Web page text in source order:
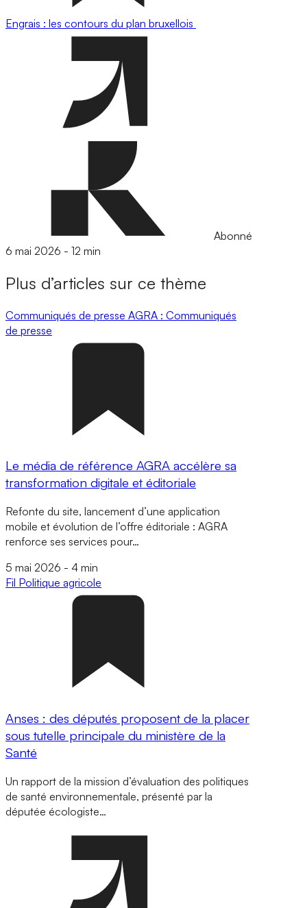
Engrais : les contours du plan bruxellois
Abonné
6 mai 2026 - 12 min
Plus d’articles sur ce thème
Communiqués de presse AGRA : Communiqués
de presse
Le média de référence AGRA accélère sa
transformation digitale et éditoriale
Refonte du site, lancement d’une application
mobile et évolution de l’offre éditoriale : AGRA
renforce ses services pour…
5 mai 2026 - 4 min
Fil Politique agricole
Anses : des députés proposent de la placer
sous tutelle principale du ministère de la
Santé
Un rapport de la mission d’évaluation des politiques
de santé environnementale, présenté par la
députée écologiste…